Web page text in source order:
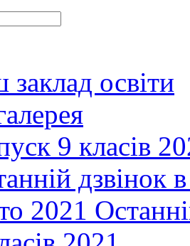
освіти
9 класів
дзвінок
2021